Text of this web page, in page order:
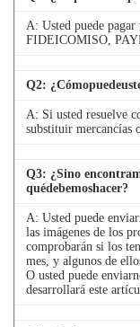
A: Usted puede
FIDEICOMISO,
Q2:
A: Si usted resuelve
substituir mercancías
Q3: ¿Sino
quédebemoshacer?
A: Usted puede
las imágenes de los
comprobarán si los
mes, y algunos de
O usted puede
desarrollará este